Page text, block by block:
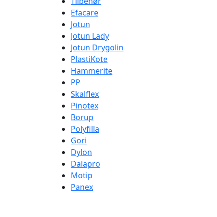
Efacare
Jotun
Jotun Lady
Jotun Drygolin
PlastiKote
Hammerite
PP
Skalflex
Pinotex
Borup
Polyfilla
Gori
Dylon
Dalapro
Motip
Panex